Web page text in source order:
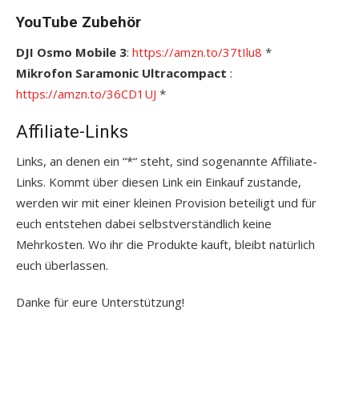
YouTube Zubehör
DJI Osmo Mobile 3: https://amzn.to/37tIlu8 *
Mikrofon Saramonic Ultracompact :
https://amzn.to/36CD1UJ *
Affiliate-Links
Links, an denen ein “*“ steht, sind sogenannte Affiliate-
Links. Kommt über diesen Link ein Einkauf zustande,
werden wir mit einer kleinen Provision beteiligt und für
euch entstehen dabei selbstverständlich keine
Mehrkosten. Wo ihr die Produkte kauft, bleibt natürlich
euch überlassen.
Danke für eure Unterstützung!